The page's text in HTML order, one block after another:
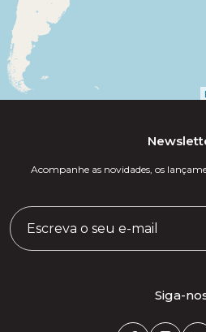
Acompanhe as novidades, os
Siga-